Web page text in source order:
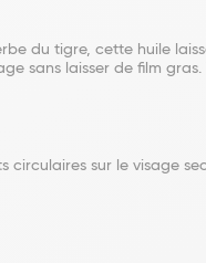
du tigre, cette huile
sans laisser de film
sur le visage